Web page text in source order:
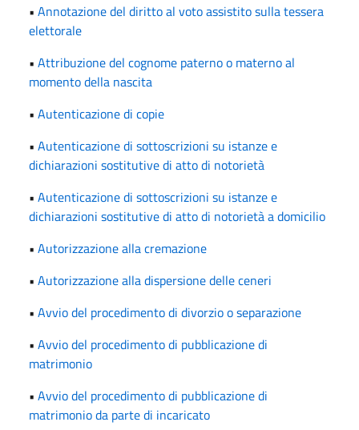
• Annotazione del diritto al voto assistito sulla tessera
elettorale
• Attribuzione del cognome paterno o materno al
momento della nascita
• Autenticazione di copie
• Autenticazione di sottoscrizioni su istanze e
dichiarazioni sostitutive di atto di notorietà
• Autenticazione di sottoscrizioni su istanze e
dichiarazioni sostitutive di atto di notorietà a domicilio
• Autorizzazione alla cremazione
• Autorizzazione alla dispersione delle ceneri
• Avvio del procedimento di divorzio o separazione
• Avvio del procedimento di pubblicazione di
matrimonio
• Avvio del procedimento di pubblicazione di
matrimonio da parte di incaricato